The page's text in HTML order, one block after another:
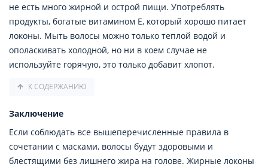
не есть много жирной и острой пищи. Употреблять
продукты, богатые витамином Е, который хорошо питает
локоны. Мыть волосы можно только теплой водой и
ополаскивать холодной, но ни в коем случае не
используйте горячую, это только добавит хлопот.
К СОДЕРЖАНИЮ
Заключение
Если соблюдать все вышеперечисленные правила в
сочетании с масками, волосы будут здоровыми и
блестящими без лишнего жира на голове. Жирные локоны